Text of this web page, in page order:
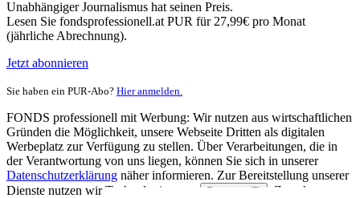
Unabhängiger Journalismus hat seinen Preis.
Lesen Sie fondsprofessionell.at PUR für 27,99€ pro Monat
(jährliche Abrechnung).
Jetzt abonnieren
Sie haben ein PUR-Abo? Hier anmelden.
FONDS professionell mit Werbung: Wir nutzen aus wirtschaftlichen
Gründen die Möglichkeit, unsere Webseite Dritten als digitalen
Werbeplatz zur Verfügung zu stellen. Über Verarbeitungen, die in
der Verantwortung von uns liegen, können Sie sich in unserer
Datenschutzerklärung näher informieren. Zur Bereitstellung unserer
Dienste nutzen wir Technologien von
Partnern (5)
. Zwecke: